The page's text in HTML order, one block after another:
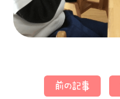
前の記事